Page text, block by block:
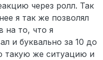
через ролл. Так
я так же позволял
на то, что я
и буквально за 10 до
такую же ситуацию и